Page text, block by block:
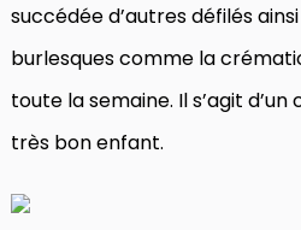
succédée d’autres défilés
burlesques comme la
toute la semaine. Il s’agit
très bon enfant.